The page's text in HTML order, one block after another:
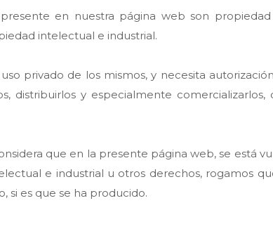
en nuestra página web son propiedad
intelectual e industrial.
privado de los mismos, y necesita
distribuirlos y especialmente
que en la presente página web, se está
e industrial u otros derechos, rogamos
si es que se ha producido.